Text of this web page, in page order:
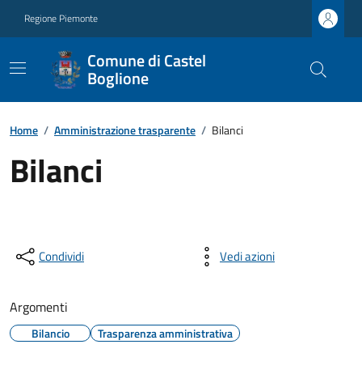
Regione Piemonte
Comune di Castel
Boglione
Home / Amministrazione trasparente / Bilanci
Bilanci
Condividi Vedi azioni
Argomenti
Bilancio Trasparenza amministrativa